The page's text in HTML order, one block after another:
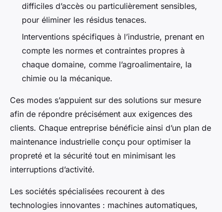
difficiles d’accès ou particulièrement sensibles,
pour éliminer les résidus tenaces.
Interventions spécifiques à l’industrie, prenant en
compte les normes et contraintes propres à
chaque domaine, comme l’agroalimentaire, la
chimie ou la mécanique.
Ces modes s’appuient sur des solutions sur mesure
afin de répondre précisément aux exigences des
clients. Chaque entreprise bénéficie ainsi d’un plan de
maintenance industrielle conçu pour optimiser la
propreté et la sécurité tout en minimisant les
interruptions d’activité.
Les sociétés spécialisées recourent à des
technologies innovantes : machines automatiques,